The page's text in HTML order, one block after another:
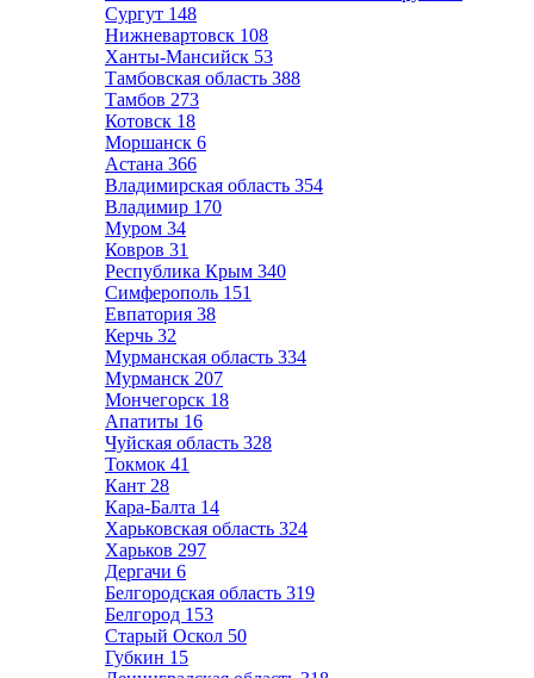
Сургут 148
Нижневартовск 108
Ханты-Мансийск 53
Тамбовская область 388
Тамбов 273
Котовск 18
Моршанск 6
Астана 366
Владимирская область 354
Владимир 170
Муром 34
Ковров 31
Республика Крым 340
Симферополь 151
Евпатория 38
Керчь 32
Мурманская область 334
Мурманск 207
Мончегорск 18
Апатиты 16
Чуйская область 328
Токмок 41
Кант 28
Кара-Балта 14
Харьковская область 324
Харьков 297
Дергачи 6
Белгородская область 319
Белгород 153
Старый Оскол 50
Губкин 15